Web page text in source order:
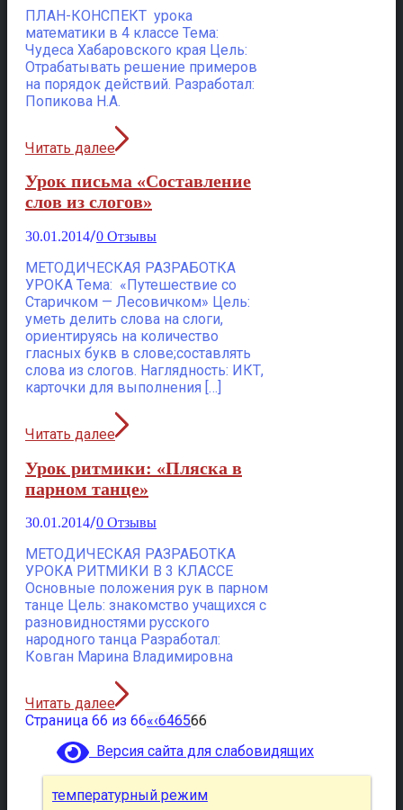
ПЛАН-КОНСПЕКТ урока
математики в 4 классе Тема:
Чудеса Хабаровского края Цель:
Отрабатывать решение примеров
на порядок действий. Разработал:
Попикова Н.А.
Читать далее
Урок письма «Составление
слов из слогов»
30.01.2014/0 Отзывы
МЕТОДИЧЕСКАЯ РАЗРАБОТКА
УРОКА Тема: «Путешествие со
Старичком — Лесовичком» Цель:
уметь делить слова на слоги,
ориентируясь на количество
гласных букв в слове;составлять
слова из слогов. Наглядность: ИКТ,
карточки для выполнения […]
Читать далее
Урок ритмики: «Пляска в
парном танце»
30.01.2014/0 Отзывы
МЕТОДИЧЕСКАЯ РАЗРАБОТКА
УРОКА РИТМИКИ В 3 КЛАССЕ
Основные положения рук в парном
танце Цель: знакомство учащихся с
разновидностями русского
народного танца Разработал:
Ковган Марина Владимировна
Читать далее
Страница 66 из 66«‹646566
Версия сайта для слабовидящих
температурный режим